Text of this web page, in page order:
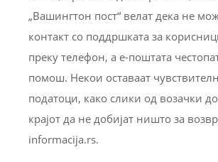
„Вашингтон пост“ велат дека не
контакт со поддршката за
преку телефон, а е-поштата
помош. Некои оставаат
податоци, како слики од возачки
крајот да не добијат ништо за
informacija.rs.